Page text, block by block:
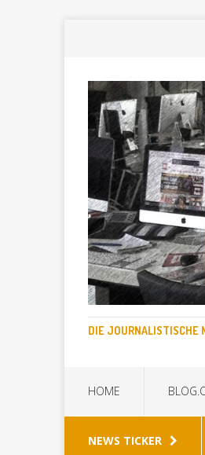
DIE JOURNALISTISCHE
HOME
NEWS TICKER